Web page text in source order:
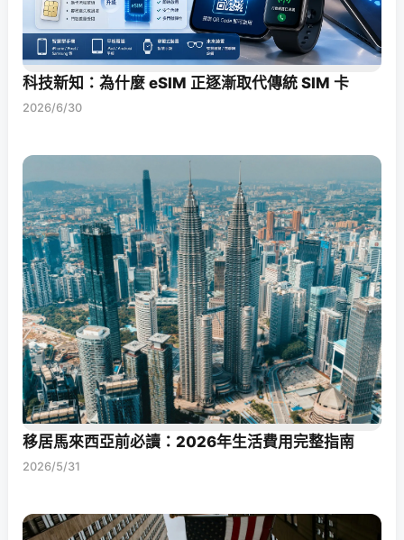
科技新知：為什麼 eSIM 正逐漸取代傳統 SIM 卡
2026/6/30
移居馬來西亞前必讀：2026年生活費用完整指南
2026/5/31